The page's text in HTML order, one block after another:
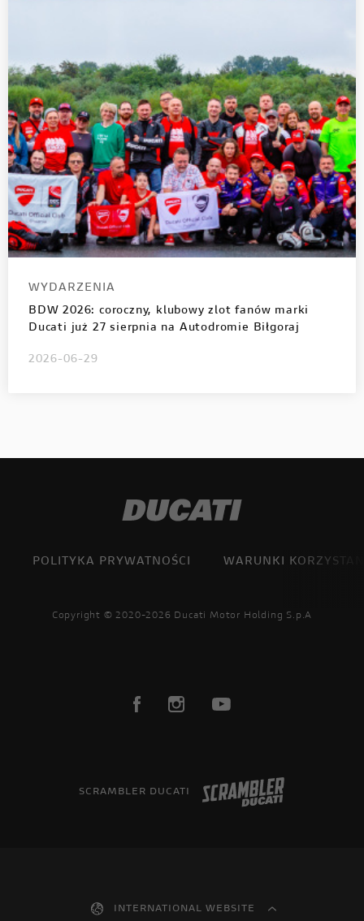
WYDARZENIA
BDW 2026: coroczny, klubowy zlot fanów marki
Ducati już 27 sierpnia na Autodromie Biłgoraj
2026-06-29
POLITYKA PRYWATNOŚCI WARUNKI
Copyright © 2020-2026 Ducati Motor Holding S.p.A
SCRAMBLER DUCATI
INTERNATIONAL WEBSITE